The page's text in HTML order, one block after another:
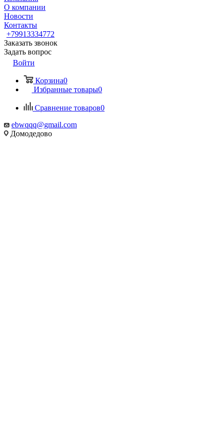
О компании
Новости
Контакты
+79913334772
Заказать звонок
Задать вопрос
Войти
Корзина0
Избранные товары0
Сравнение товаров0
ebwqqq@gmail.com
Домодедово